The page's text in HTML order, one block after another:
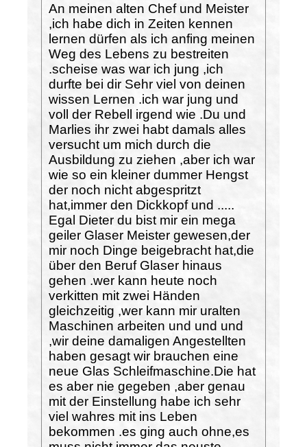
An meinen alten Chef und Meister
,ich habe dich in Zeiten kennen
lernen dürfen als ich anfing meinen
Weg des Lebens zu bestreiten
.scheise was war ich jung ,ich
durfte bei dir Sehr viel von deinen
wissen Lernen .ich war jung und
voll der Rebell irgend wie .Du und
Marlies ihr zwei habt damals alles
versucht um mich durch die
Ausbildung zu ziehen ,aber ich war
wie so ein kleiner dummer Hengst
der noch nicht abgespritzt
hat,immer den Dickkopf und .....
Egal Dieter du bist mir ein mega
geiler Glaser Meister gewesen,der
mir noch Dinge beigebracht hat,die
über den Beruf Glaser hinaus
gehen .wer kann heute noch
verkitten mit zwei Händen
gleichzeitig ,wer kann mir uralten
Maschinen arbeiten und und und
,wir deine damaligen Angestellten
haben gesagt wir brauchen eine
neue Glas Schleifmaschine.Die hat
es aber nie gegeben ,aber genau
mit der Einstellung habe ich sehr
viel wahres mit ins Leben
bekommen .es ging auch ohne,es